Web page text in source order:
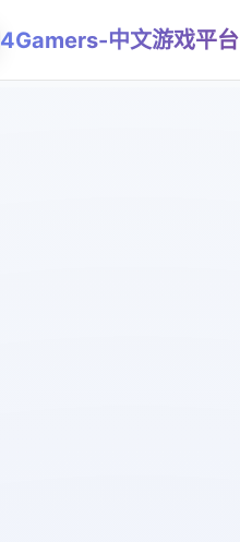
4Gamers-中文游戏平台